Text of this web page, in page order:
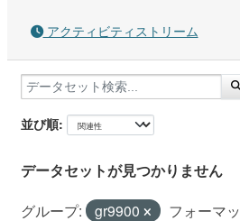
アクティビティストリーム
並び順
データセットが見つかりません
グループ: gr9900
フォーマッ